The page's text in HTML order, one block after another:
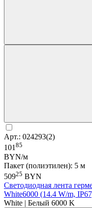
Арт.: 024293(2)
10185
BYN/м
Пакет (полиэтилен): 5 м
50925 BYN
Светодиодная лента
White6000 (14.4 W/m,
White | Белый 6000 K